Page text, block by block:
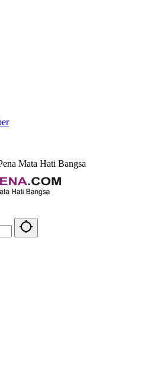
Mata Hati Bangsa